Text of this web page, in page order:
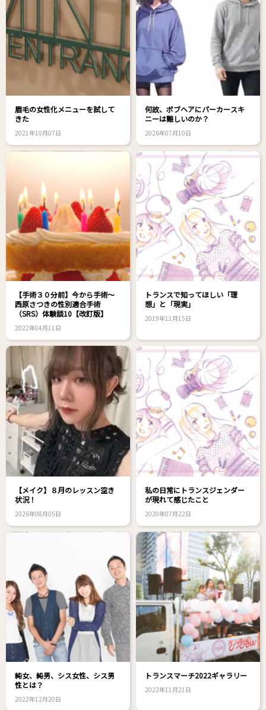
眉毛の女性化メニューを試して
きた
2021年10月07日
何故、ボブヘアにパーカースキ
ニーは難しいのか？
2026年07月10日
【手術３０分前】今から手術～
西原さつきの性別適合手術
（SRS）体験談10【改訂版】
2022年04月11日
トランスで知ってほしい「理
想」と「現実」
2019年11月15日
【メイク】８月のレッスン空き
状況！
2026年08月05日
私の日常にトランスジェンダー
が現れて感じたこと
2020年07月22日
純女、純男、シス女性、シス男
性とは？
2022年12月20日
トランスマーチ2022ギャラリー
2022年11月21日